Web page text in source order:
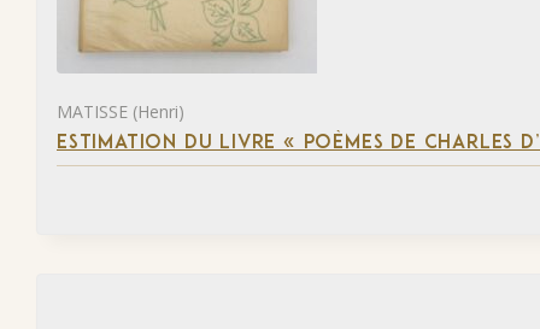
MATISSE (Henri)
ESTIMATION DU LIVRE « POÈMES DE CHARLES